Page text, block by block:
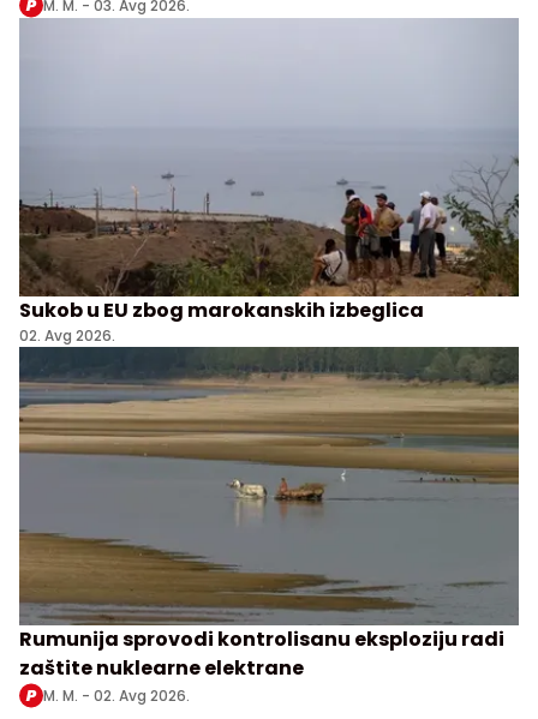
M. M. - 03. Avg 2026.
Sukob u EU zbog marokanskih izbeglica
02. Avg 2026.
Rumunija sprovodi kontrolisanu eksploziju radi
zaštite nuklearne elektrane
M. M. - 02. Avg 2026.